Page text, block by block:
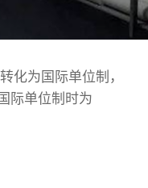
化为国际单位制，
际单位制时为